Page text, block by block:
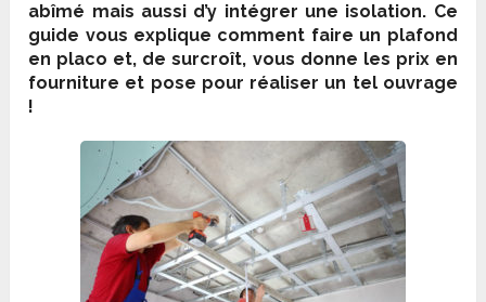
abîmé mais aussi d’y intégrer une isolation. Ce
guide vous explique comment faire un plafond
en placo et, de surcroît, vous donne les prix en
fourniture et pose pour réaliser un tel ouvrage
!